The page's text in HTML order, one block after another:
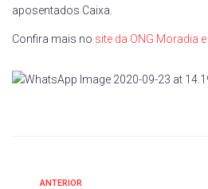
aposentados Caixa.
Confira mais no site da ONG Moradia
ANTERIOR